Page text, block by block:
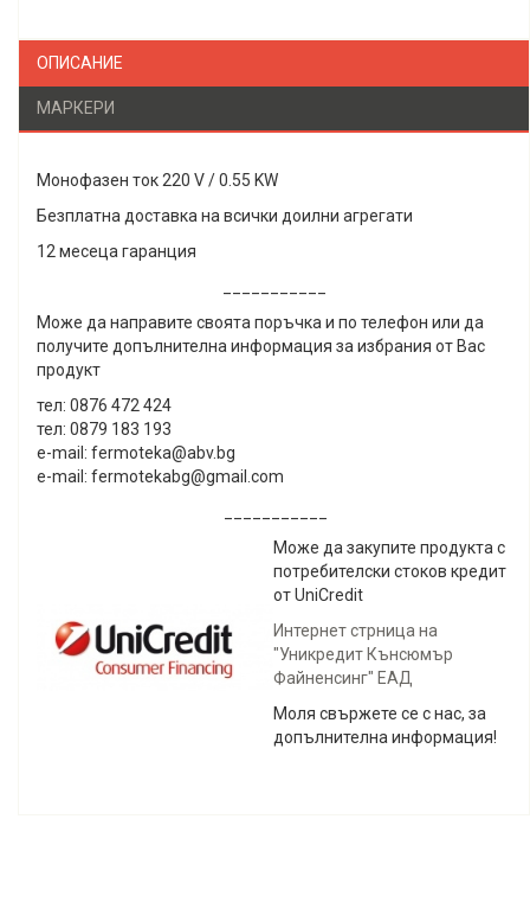
ОПИСАНИЕ
МАРКЕРИ
Монофазен ток 220 V / 0.55 KW
Безплатна доставка на всички доилни агрегати
12 месеца гаранция
Може да направите своята поръчка и по телефон или да
получите допълнителна информация за избрания от Вас
продукт
тел: 0876 472 424
тел: 0879 183 193
e-mail: fermoteka@abv.bg
e-mail: fermotekabg@gmail.com
Може да закупите продукта с
потребителски стоков кредит
от UniCredit
Интернет стрница на
"Уникредит Кънсюмър
Файненсинг" ЕАД
Моля свържете се с нас, за
допълнителна информация!